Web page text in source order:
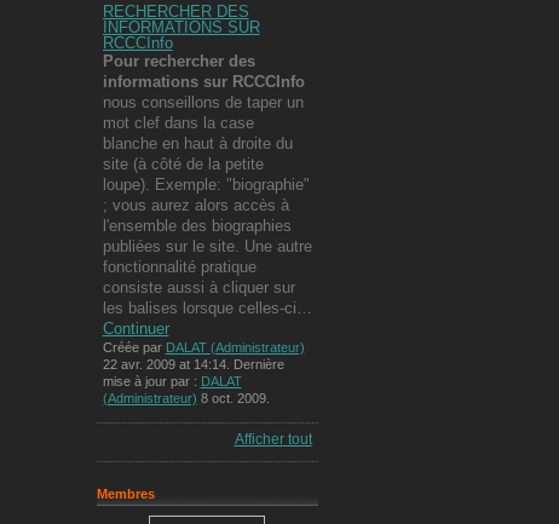
RECHERCHER DES
INFORMATIONS SUR
RCCCInfo
Pour rechercher des
informations sur RCCCInfo
nous conseillons de taper un
mot clef dans la case
blanche en haut à droite du
site (à côté de la petite
loupe). Exemple: "biographie"
; vous aurez alors accès à
l'ensemble des biographies
publiées sur le site. Une autre
fonctionnalité pratique
consiste aussi à cliquer sur
les balises lorsque celles-ci…
Continuer
Créée par DALAT (Administrateur)
22 avr. 2009 at 14:14. Dernière
mise à jour par : DALAT
(Administrateur) 8 oct. 2009.
Afficher tout
Membres